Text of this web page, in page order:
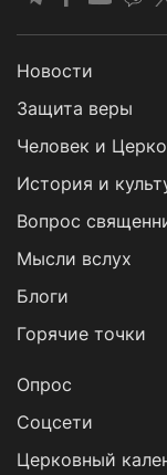
Новости
Защита веры
Человек и
История и
Вопрос
Мысли вслух
Блоги
Горячие точки
Опрос
Cоцсети
Церковный